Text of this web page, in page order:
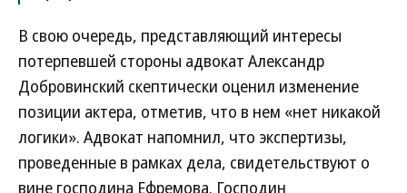
В свою очередь, представляющий интересы
потерпевшей стороны адвокат Александр
Добровинский скептически оценил изменение
позиции актера, отметив, что в нем «нет никакой
логики». Адвокат напомнил, что экспертизы,
проведенные в рамках дела, свидетельствуют о
вине господина Ефремова. Господин